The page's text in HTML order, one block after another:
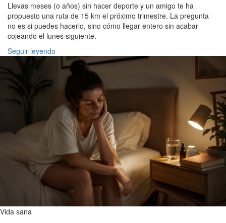
Llevas meses (o años) sin hacer deporte y un amigo te ha
propuesto una ruta de 15 km el próximo trimestre. La pregunta
no es si puedes hacerlo, sino cómo llegar entero sin acabar
cojeando el lunes siguiente.
Seguir leyendo
Vida sana